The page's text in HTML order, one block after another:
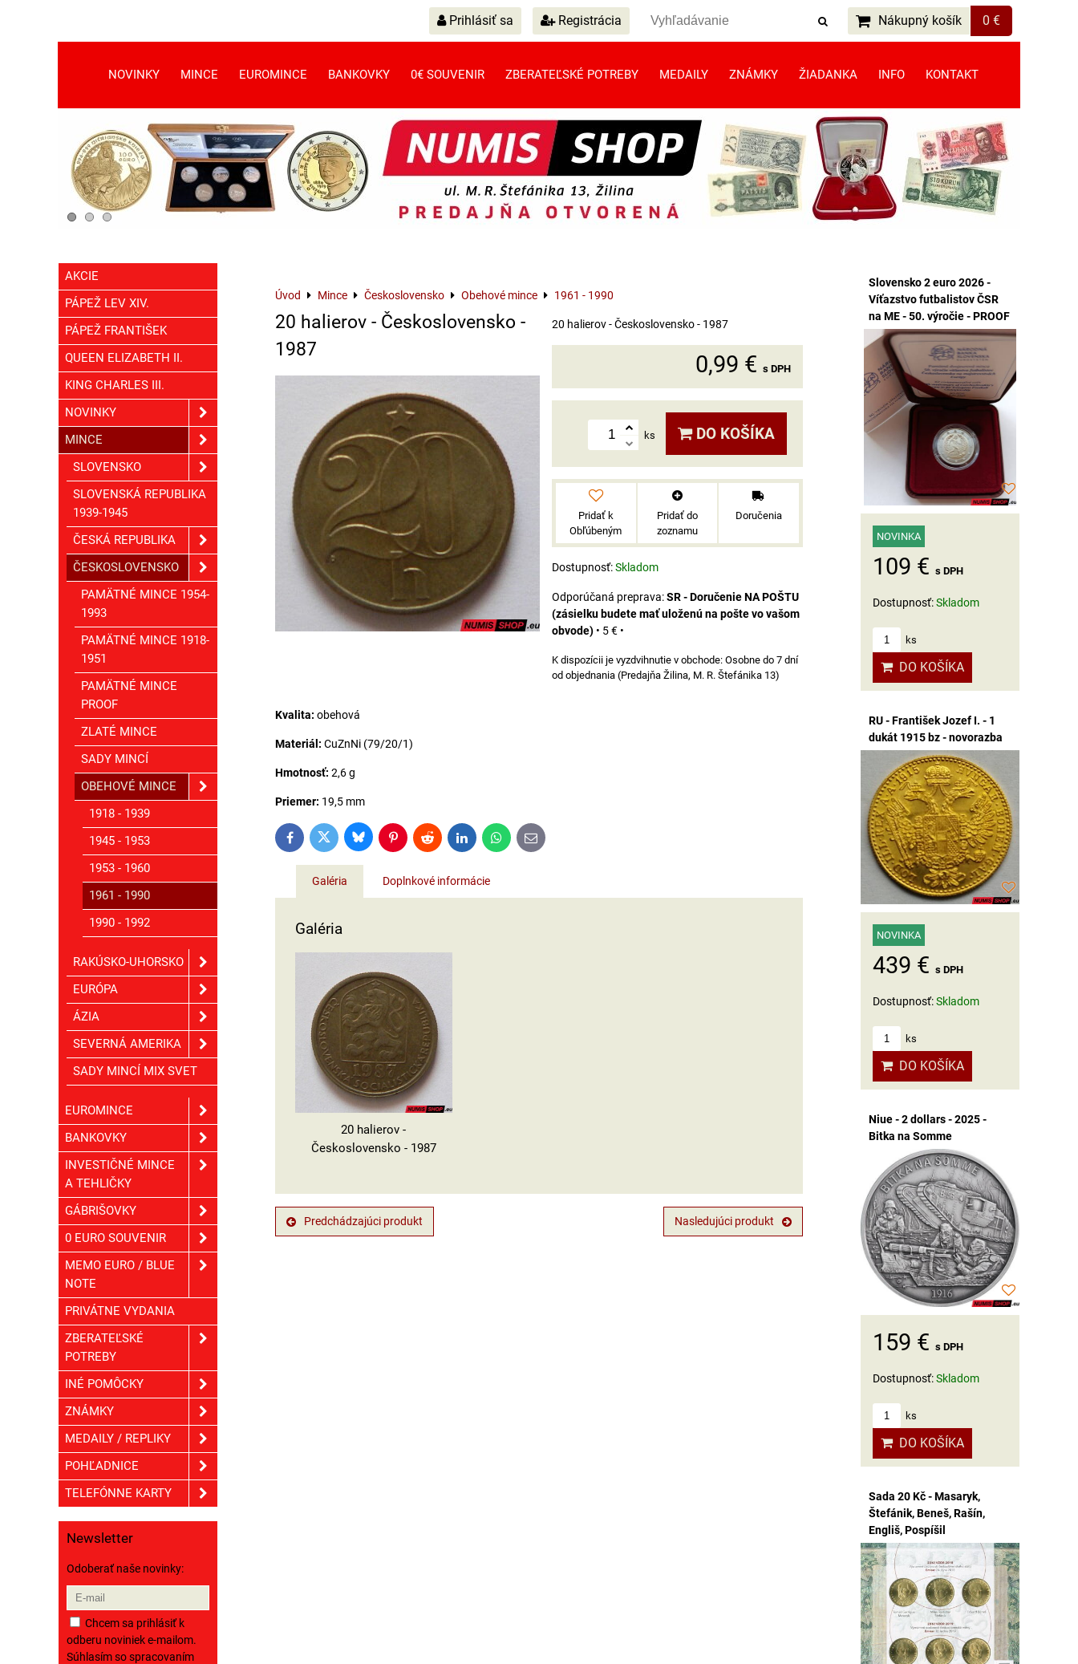
Prihlásiť sa Registrácia Nákupný košík 0 €
NOVINKY MINCE EUROMINCE BANKOVKY 0€ SOUVENIR ZBERATEĽSKÉ POTREBY MEDAILY ZNÁMKY ŽIADANKA INFO KONTAKT
Úvod Mince Československo Obehové mince 1961 - 1990
20 halierov - Československo -
1987
20 halierov - Československo - 1987
0,99 € s DPH
ks DO KOŠÍKA
Pridať k
Obľúbeným
Pridať do
zoznamu
Doručenia
Dostupnosť:Skladom
SR - Doručenie NA POŠTU
(zásielku budete mať uloženú na pošte vo vašom
obvode) • 5 € •
Osobne do 7 dní
od objednania (Predajňa Žilina, M. R. Štefánika 13)
Kvalita: obehová
Materiál: CuZnNi (79/20/1)
Hmotnosť: 2,6 g
Priemer: 19,5 mm
FacebookTwitter BlueskyPinterestReddit LinkedInWhatsApp
E-
mail
Galéria Doplnkové informácie
Galéria
20 halierov -
Československo - 1987
Predchádzajúci produkt Nasledujúci produkt
AKCIE
PÁPEŽ LEV XIV.
PÁPEŽ FRANTIŠEK
QUEEN ELIZABETH II.
KING CHARLES III.
NOVINKY
MINCE
SLOVENSKO
SLOVENSKÁ REPUBLIKA
1939-1945
ČESKÁ REPUBLIKA
ČESKOSLOVENSKO
PAMÄTNÉ MINCE 1954-
1993
PAMÄTNÉ MINCE 1918-
1951
PAMÄTNÉ MINCE
PROOF
ZLATÉ MINCE
SADY MINCÍ
OBEHOVÉ MINCE
1918 - 1939
1945 - 1953
1953 - 1960
1961 - 1990
1990 - 1992
RAKÚSKO-UHORSKO
EURÓPA
ÁZIA
SEVERNÁ AMERIKA
SADY MINCÍ MIX SVET
EUROMINCE
BANKOVKY
INVESTIČNÉ MINCE
A TEHLIČKY
GÁBRIŠOVKY
0 EURO SOUVENIR
MEMO EURO / BLUE
NOTE
PRIVÁTNE VYDANIA
ZBERATEĽSKÉ
POTREBY
INÉ POMÔCKY
ZNÁMKY
MEDAILY / REPLIKY
POHĽADNICE
TELEFÓNNE KARTY
Newsletter
Odoberať naše novinky:
Chcem sa prihlásiť k
odberu noviniek e-mailom.
Súhlasím so spracovaním
Slovensko 2 euro 2026 -
Víťazstvo futbalistov ČSR
na ME - 50. výročie - PROOF
NOVINKA
109 € s DPH
Dostupnosť:Skladom
ks
DO KOŠÍKA
RU - František Jozef I. - 1
dukát 1915 bz - novorazba
NOVINKA
439 € s DPH
Dostupnosť:Skladom
ks
DO KOŠÍKA
Niue - 2 dollars - 2025 -
Bitka na Somme
159 € s DPH
Dostupnosť:Skladom
ks
DO KOŠÍKA
Sada 20 Kč - Masaryk,
Štefánik, Beneš, Rašín,
Engliš, Pospíšil